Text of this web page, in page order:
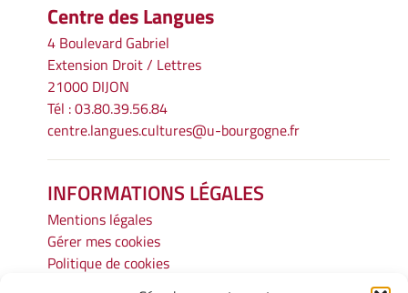
Centre des Langues
4 Boulevard Gabriel
Extension Droit / Lettres
21000 DIJON
Tél : 03.80.39.56.84
centre.langues.cultures@u-bourgogne.fr
INFORMATIONS LÉGALES
Mentions légales
Gérer mes cookies
Politique de cookies